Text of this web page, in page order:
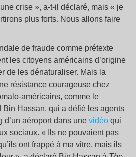
crise », a-t-il déclaré, mais « je
plus forts. Nous allons faire
de fraude comme prétexte
les citoyens américains d’origine
de les dénaturaliser. Mais la
résistance courageuse chez
américains, comme le
Bin Hassan, qui a défié les agents
d’un aéroport dans une vidéo qui
sociaux. « Ils ne pouvaient pas
ont frappé à ma vitre, mais ils